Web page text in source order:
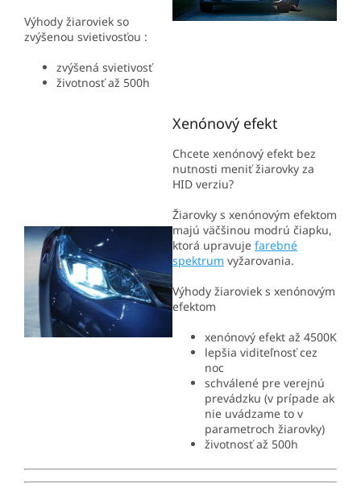
Výhody žiaroviek so
zvýšenou svietivosťou :
zvýšená svietivosť
životnosť až 500h
Xenónový efekt
Chcete xenónový efekt bez
nutnosti meniť žiarovky za
HID verziu?
Žiarovky s xenónovým efektom
majú väčšinou modrú čiapku,
ktorá upravuje farebné
spektrum vyžarovania.
Výhody žiaroviek s xenónovým
efektom
xenónový efekt až 4500K
lepšia viditeľnosť cez
noc
schválené pre verejnú
prevádzku (v prípade ak
nie uvádzame to v
parametroch žiarovky)
životnosť až 500h